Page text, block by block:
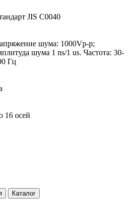
JIS C0040
шума: 1000Vp-p;
шума 1 ns/1 us. Частота: 30-
Гц
16 осей
Каталог